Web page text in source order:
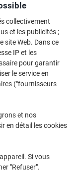
Jet Encre
collectivement
et les publicités ;
site Web. Dans ce
IP et les
pour garantir
le service en
("fournisseurs
et nos
en détail les cookies
Si vous
"Refuser".